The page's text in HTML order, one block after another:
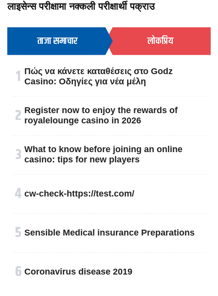
लाइसेन्स परीक्षामा नक्कली परीक्षार्थी पक्राउ
ताजा समाचार लोकप्रिय
१ Πώς να κάνετε καταθέσεις στο Godz
Casino: Οδηγίες για νέα μέλη
२ Register now to enjoy the rewards of
royalelounge casino in 2026
३ What to know before joining an online
casino: tips for new players
४ cw-check-https://test.com/
५ Sensible Medical insurance Preparations
६ Coronavirus disease 2019